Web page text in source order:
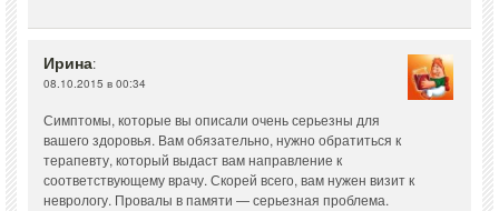
Ирина:
08.10.2015 в 00:34
Симптомы, которые вы описали очень серьезны для
вашего здоровья. Вам обязательно, нужно обратиться к
терапевту, который выдаст вам направление к
соответствующему врачу. Скорей всего, вам нужен визит к
неврологу. Провалы в памяти — серьезная проблема.